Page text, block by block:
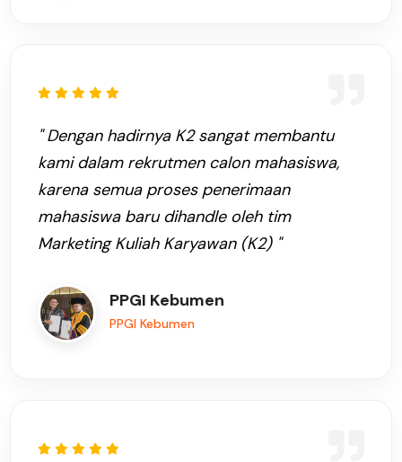
" Dengan hadirnya K2 sangat membantu
kami dalam rekrutmen calon mahasiswa,
karena semua proses penerimaan
mahasiswa baru dihandle oleh tim
Marketing Kuliah Karyawan (K2) "
PPGI Kebumen
PPGI Kebumen